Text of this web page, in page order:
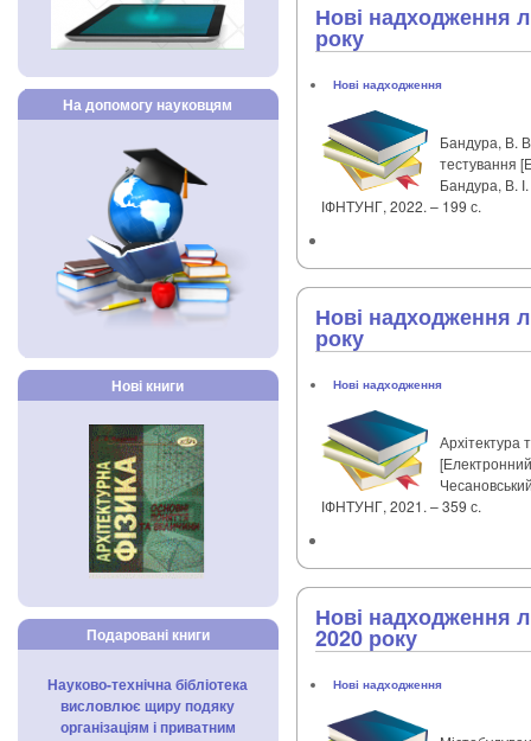
На допомогу науковцям
Нові книги
Подаровані книги
Науково-технічна бібліотека
висловлює щиру подяку
організаціям і приватним
Нові надходження
року
Нові надходження
Бандура, В.
тестування
Бандура, В.
ІФНТУНГ, 2022. – 199 с.
Нові надходження
року
Нові надходження
Архітектура
ІФНТУНГ, 2021. – 359 с.
Нові надходження
2020 року
Нові надходження